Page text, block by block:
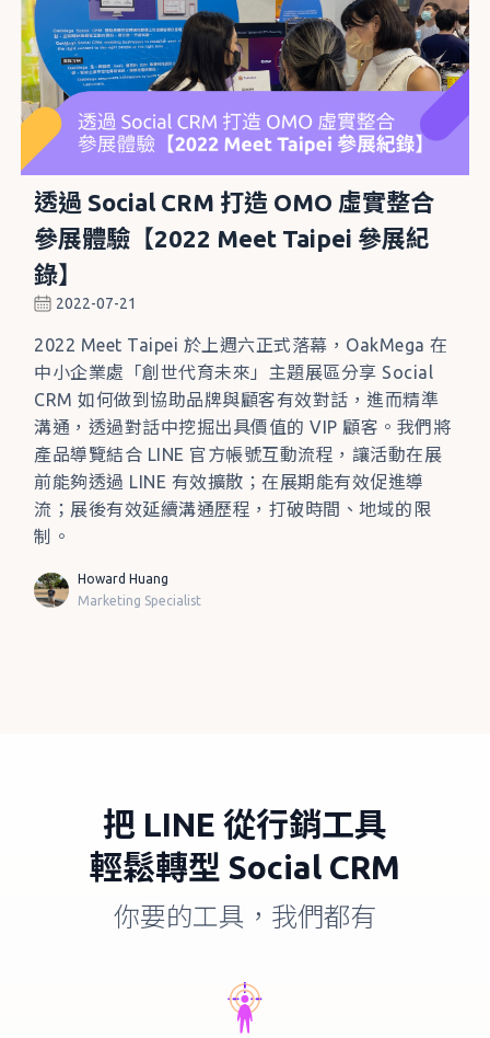
透過 Social CRM 打造 OMO 虛實整合
參展體驗【2022 Meet Taipei 參展紀
錄】
2022-07-21
2022 Meet Taipei 於上週六正式落幕，OakMega 在
中小企業處「創世代育未來」主題展區分享 Social
CRM 如何做到協助品牌與顧客有效對話，進而精準
溝通，透過對話中挖掘出具價值的 VIP 顧客。我們將
產品導覽結合 LINE 官方帳號互動流程，讓活動在展
前能夠透過 LINE 有效擴散；在展期能有效促進導
流；展後有效延續溝通歷程，打破時間、地域的限
制。
Howard Huang
Marketing Specialist
把 LINE 從行銷工具
輕鬆轉型 Social CRM
你要的工具，我們都有